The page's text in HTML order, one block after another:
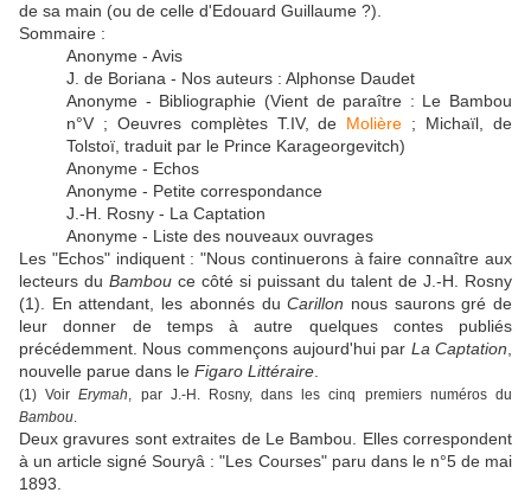
de sa main (ou de celle d'Edouard Guillaume ?).
Sommaire :
Anonyme - Avis
J. de Boriana - Nos auteurs : Alphonse Daudet
Anonyme - Bibliographie (Vient de paraître : Le Bambou
n°V ; Oeuvres complètes T.IV, de Molière ; Michaïl, de
Tolstoï, traduit par le Prince Karageorgevitch)
Anonyme - Echos
Anonyme - Petite correspondance
J.-H. Rosny - La Captation
Anonyme - Liste des nouveaux ouvrages
Les "Echos" indiquent : "Nous continuerons à faire connaître aux
lecteurs du Bambou ce côté si puissant du talent de J.-H. Rosny
(1). En attendant, les abonnés duCarillon nous saurons gré de
leur donner de temps à autre quelques contes publiés
précédemment. Nous commençons aujourd'hui par La Captation
nouvelle parue dans le Figaro Littéraire
(1) VoirErymah, par J.-H. Rosny, dans les cinq premiers numéros du
Bambou.
Deux gravures sont extraites de Le Bambou. Elles correspondent
à un article signé Souryâ : "Les Courses" paru dans le n°5 de mai
1893.